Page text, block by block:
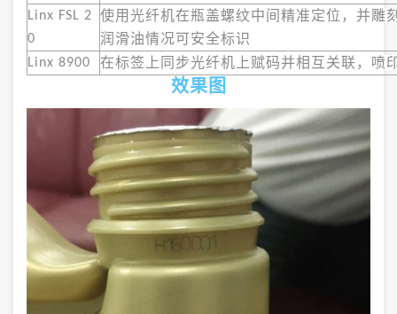
Linx FSL 2
0
使用光纤机在瓶盖螺纹中间精准定位，并雕
润滑油情况可安全标识
Linx 8900 在标签上同步光纤机上赋码并相互关联，喷
效果图